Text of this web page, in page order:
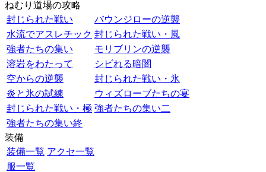
ねむり道場の攻略
封じられた戦い
バウンジローの逆襲
水流でアスレチック 封じられた戦い・風
強者たちの集い
モリブリンの逆襲
溶岩をわたって
シビれる暗闇
空からの逆襲
封じられた戦い・氷
炎と氷の試練
ウィズローブたちの宴
封じられた戦い・極 強者たちの集い二
強者たちの集い終
装備
装備一覧 アクセ一覧
服一覧